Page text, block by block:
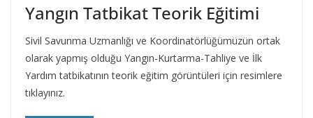
Yangın Tatbikat Teorik Eğitimi
Sivil Savunma Uzmanlığı ve Koordinatörlüğümüzün ortak
olarak yapmış olduğu Yangın-Kurtarma-Tahliye ve İlk
Yardım tatbikatının teorik eğitim görüntüleri için resimlere
tıklayınız.